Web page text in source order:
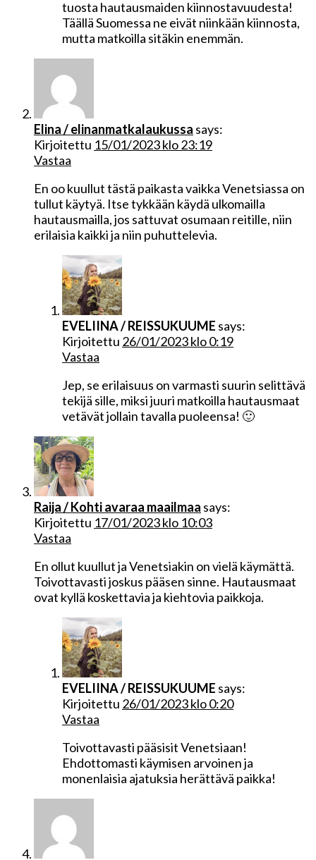
tuosta hautausmaiden kiinnostavuudesta!
Täällä Suomessa ne eivät niinkään kiinnosta,
mutta matkoilla sitäkin enemmän.
Elina / elinanmatkalaukussa says:
Kirjoitettu 15/01/2023 klo 23:19
Vastaa
En oo kuullut tästä paikasta vaikka Venetsiassa on
tullut käytyä. Itse tykkään käydä ulkomailla
hautausmailla, jos sattuvat osumaan reitille, niin
erilaisia kaikki ja niin puhuttelevia.
EVELIINA / REISSUKUUME says:
Kirjoitettu 26/01/2023 klo 0:19
Vastaa
Jep, se erilaisuus on varmasti suurin selittävä
tekijä sille, miksi juuri matkoilla hautausmaat
vetävät jollain tavalla puoleensa! 🙂
Raija / Kohti avaraa maailmaa says:
Kirjoitettu 17/01/2023 klo 10:03
Vastaa
En ollut kuullut ja Venetsiakin on vielä käymättä.
Toivottavasti joskus pääsen sinne. Hautausmaat
ovat kyllä koskettavia ja kiehtovia paikkoja.
EVELIINA / REISSUKUUME says:
Kirjoitettu 26/01/2023 klo 0:20
Vastaa
Toivottavasti pääsisit Venetsiaan!
Ehdottomasti käymisen arvoinen ja
monenlaisia ajatuksia herättävä paikka!